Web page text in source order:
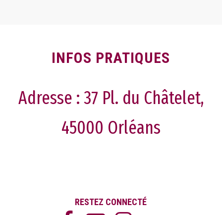
INFOS PRATIQUES
Adresse : 37 Pl. du Châtelet,
45000 Orléans
RESTEZ CONNECTÉ